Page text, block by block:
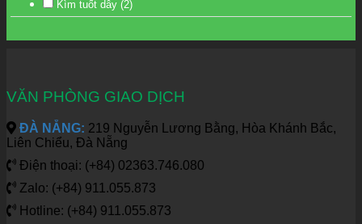
Kìm tuốt dây (2)
VĂN PHÒNG GIAO DỊCH
ĐÀ NẴNG: 219 Nguyễn Lương Bằng, Hòa Khánh Bắc,
Liên Chiểu, Đà Nẵng
Điện thoại: (+84) 02363.746.080
Zalo: (+84) 911.055.873
Hotline: (+84) 911.055.873